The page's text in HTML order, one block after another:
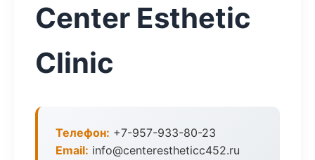
Center Esthetic
Clinic
Телефон: +7-957-933-80-23
Email: info@centerestheticc452.ru